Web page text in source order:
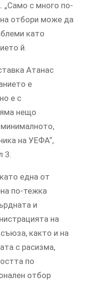
„Само с много по-
отбори може да
като
й.
Атанас
е
е с
нещо
на УЕФА“,
3.
една от
по-тежка
и
на
както и на
с расизма,
по
отбор